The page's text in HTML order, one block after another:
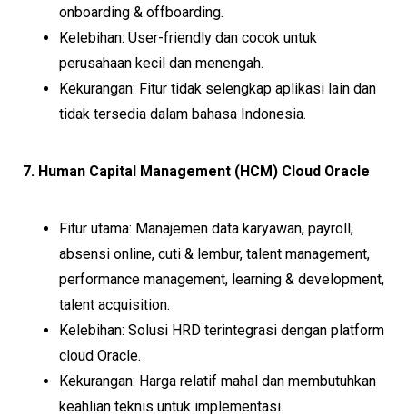
onboarding & offboarding.
Kelebihan: User-friendly dan cocok untuk
perusahaan kecil dan menengah.
Kekurangan: Fitur tidak selengkap aplikasi lain dan
tidak tersedia dalam bahasa Indonesia.
7. Human Capital Management (HCM) Cloud Oracle
Fitur utama: Manajemen data karyawan, payroll,
absensi online, cuti & lembur, talent management,
performance management, learning & development,
talent acquisition.
Kelebihan: Solusi HRD terintegrasi dengan platform
cloud Oracle.
Kekurangan: Harga relatif mahal dan membutuhkan
keahlian teknis untuk implementasi.